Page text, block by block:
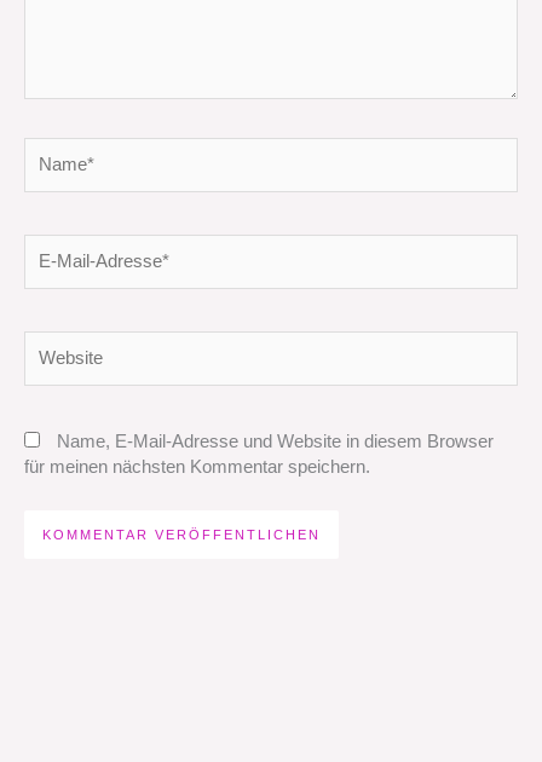
Mail-
Name, E-Mail-Adresse und Website in diesem Browser
für meinen nächsten Kommentar speichern.